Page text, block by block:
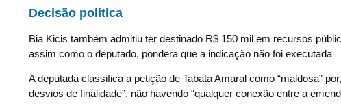
Decisão política
Bia Kicis também admitiu ter destinado R$ 150 mil em recursos
assim como o deputado, pondera que a indicação não foi executada
A deputada classifica a petição de Tabata Amaral como “maldosa”
desvios de finalidade”, não havendo “qualquer conexão entre a